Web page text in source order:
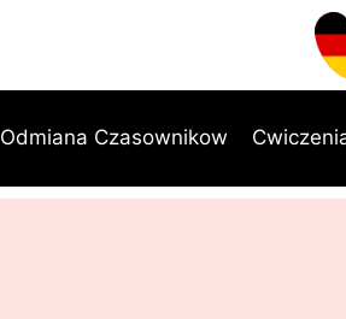
Odmiana Czasownikow